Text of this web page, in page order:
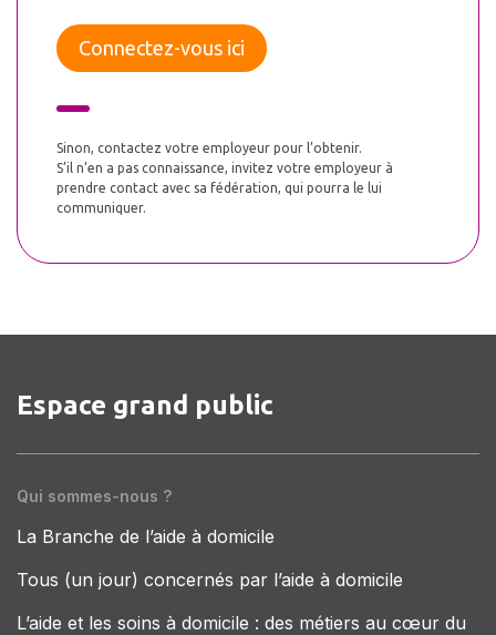
Connectez-vous ici
Sinon, contactez votre employeur pour l’obtenir.
S’il n’en a pas connaissance, invitez votre employeur à
prendre contact avec sa fédération, qui pourra le lui
communiquer.
Espace grand public
Qui sommes-nous ?
La Branche de l’aide à domicile
Tous (un jour) concernés par l’aide à domicile
L’aide et les soins à domicile : des métiers au cœur du